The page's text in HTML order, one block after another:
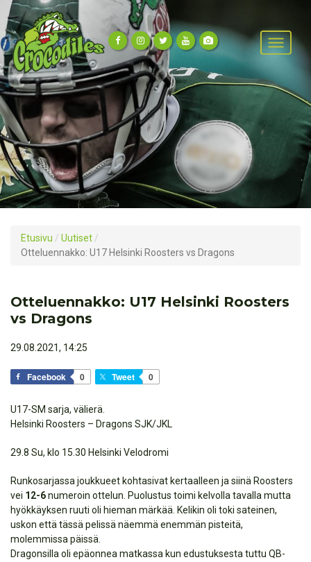
Etusivu / Uutiset /
Otteluennakko: U17 Helsinki Roosters vs Dragons
Otteluennakko: U17 Helsinki Roosters
vs Dragons
29.08.2021, 14:25
Facebook 0 Tweet 0
U17-SM sarja, välierä.
Helsinki Roosters – Dragons SJK/JKL
29.8 Su, klo 15.30 Helsinki Velodromi
Runkosarjassa joukkueet kohtasivat kertaalleen ja siinä Roosters
vei 12-6numeroin ottelun. Puolustus toimi kelvolla tavalla mutta
hyökkäyksen ruuti oli hieman märkää. Kelikin oli toki sateinen,
uskon että tässä pelissä näemmä enemmän pisteitä,
molemmissa päissä.
Dragonsilla oli epäonnea matkassa kun edustuksesta tuttu QB-